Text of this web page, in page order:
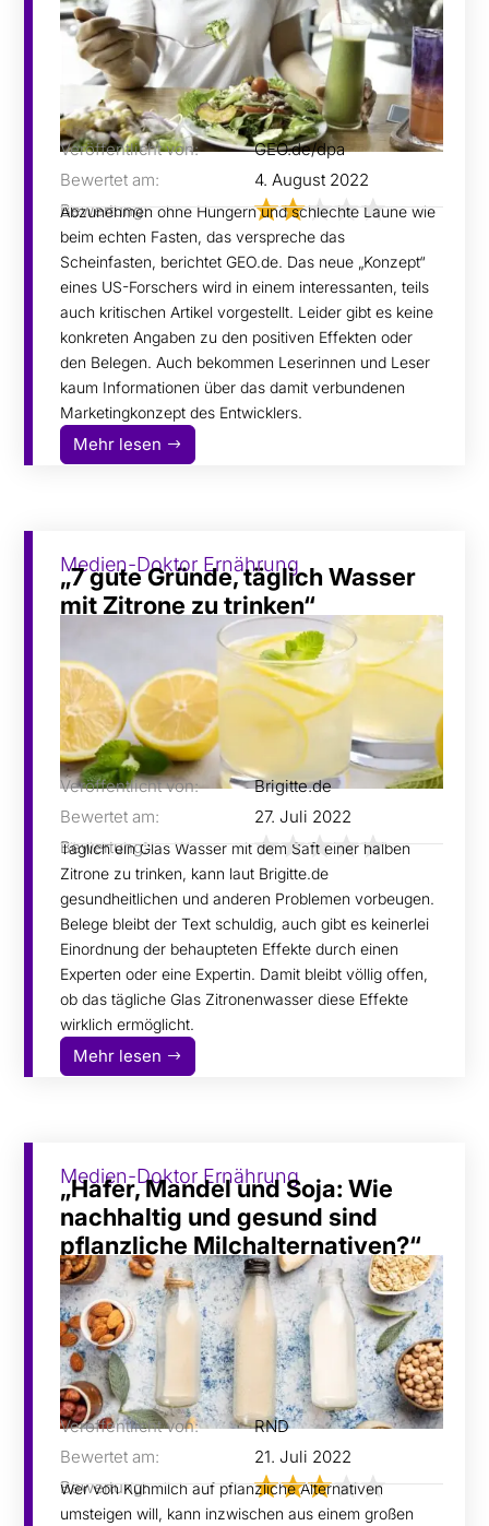
Veröffentlicht von:
GEO.de/dpa
Bewertet am:
4. August 2022
Bewertung:
Abzunehmen ohne Hungern und schlechte Laune wie
beim echten Fasten, das verspreche das
Scheinfasten, berichtet GEO.de. Das neue „Konzept“
eines US-Forschers wird in einem interessanten, teils
auch kritischen Artikel vorgestellt. Leider gibt es keine
konkreten Angaben zu den positiven Effekten oder
den Belegen. Auch bekommen Leserinnen und Leser
kaum Informationen über das damit verbundenen
Marketingkonzept des Entwicklers.
Mehr lesen
Medien-Doktor Ernährung
„7 gute Gründe, täglich Wasser
mit Zitrone zu trinken“
Veröffentlicht von:
Brigitte.de
Bewertet am:
27. Juli 2022
Bewertung:
Täglich ein Glas Wasser mit dem Saft einer halben
Zitrone zu trinken, kann laut Brigitte.de
gesundheitlichen und anderen Problemen vorbeugen.
Belege bleibt der Text schuldig, auch gibt es keinerlei
Einordnung der behaupteten Effekte durch einen
Experten oder eine Expertin. Damit bleibt völlig offen,
ob das tägliche Glas Zitronenwasser diese Effekte
wirklich ermöglicht.
Mehr lesen
Medien-Doktor Ernährung
„Hafer, Mandel und Soja: Wie
nachhaltig und gesund sind
pflanzliche Milchalternativen?“
Veröffentlicht von:
RND
Bewertet am:
21. Juli 2022
Bewertung:
Wer von Kuhmilch auf pflanzliche Alternativen
umsteigen will, kann inzwischen aus einem großen